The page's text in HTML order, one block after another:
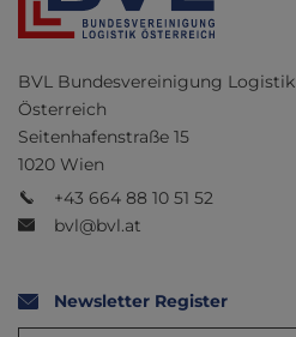
BVL Bundesvereinigung Logistik
Österreich
Seitenhafenstraße 15
1020 Wien
+43 664 88 10 51 52
bvl@bvl.at
Newsletter Register